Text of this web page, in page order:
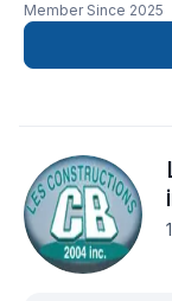
Member Since 2025